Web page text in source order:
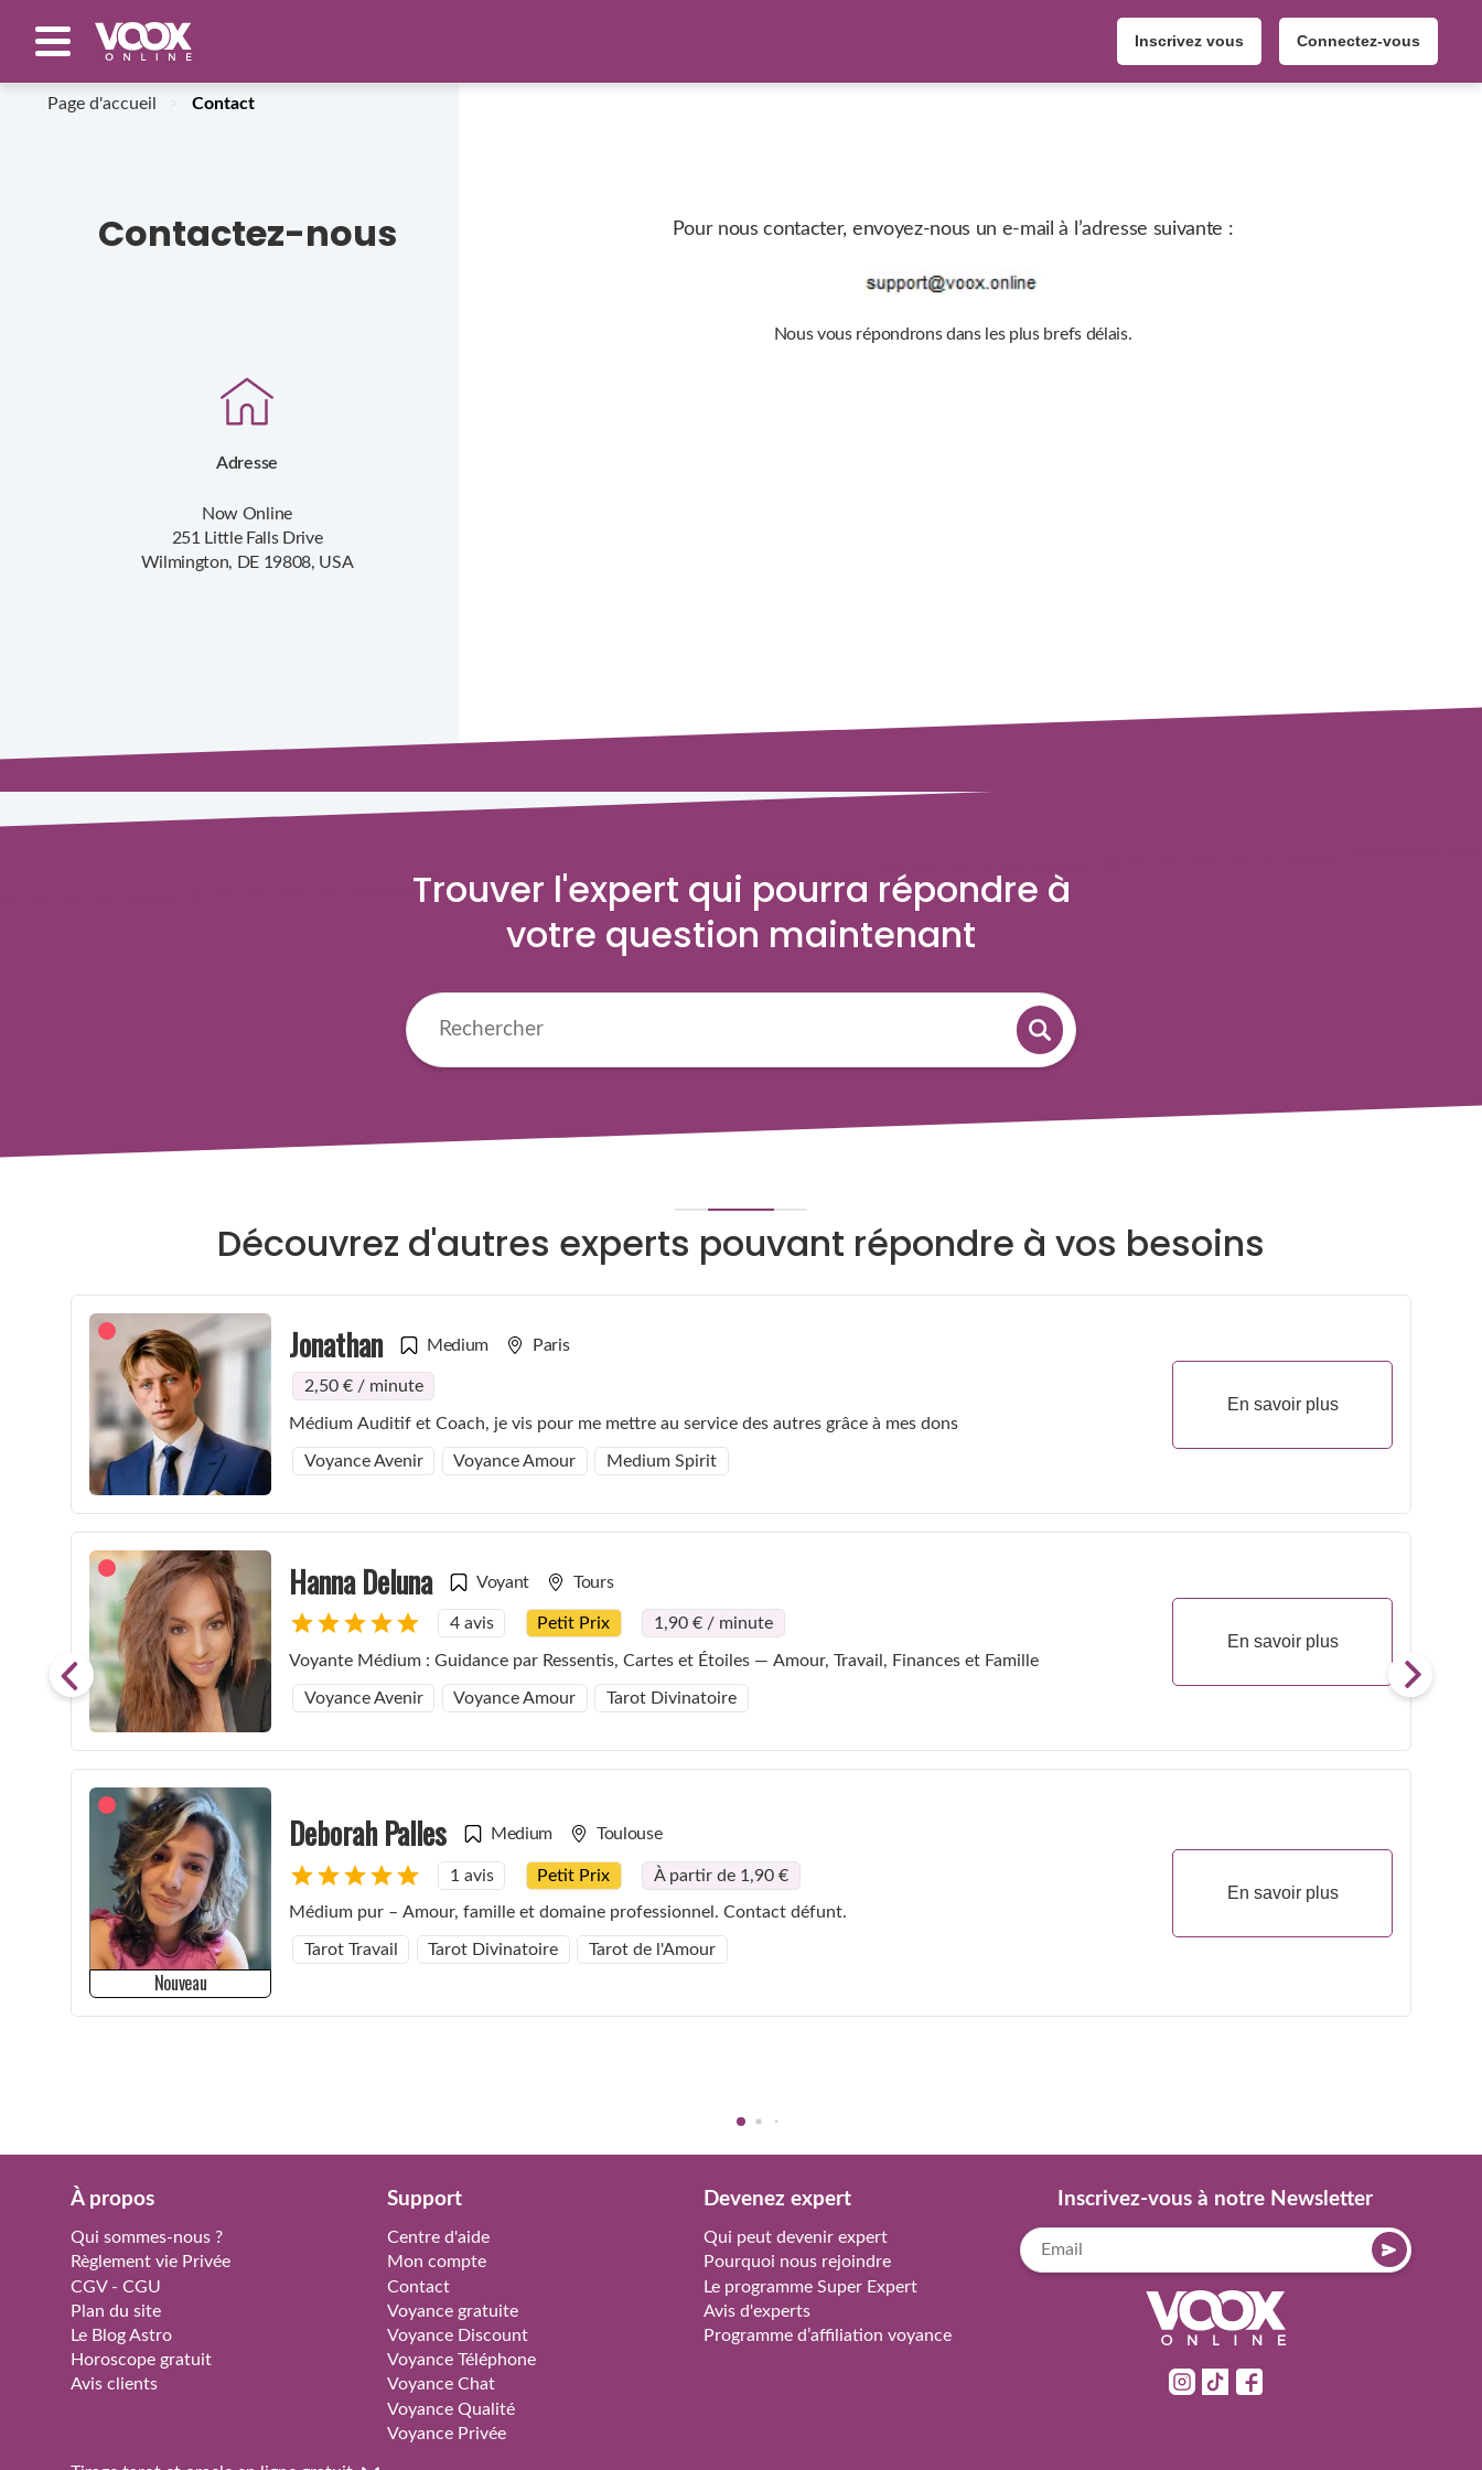
Inscrivez vous Connectez-vous
Page d'accueil Contact
Contactez-nous
Adresse
Now Online
251 Little Falls Drive
Wilmington, DE 19808, USA
Pour nous contacter, envoyez-nous un e-mail à l’adresse suivante :
Nous vous répondrons dans les plus brefs délais.
Trouver l'expert qui pourra répondre à
votre question maintenant
Découvrez d'autres experts pouvant répondre à vos besoins
Jonathan Medium Paris
2,50 € / minute
Médium Auditif et Coach, je vis pour me mettre au service des autres grâce à mes dons
Voyance Avenir Voyance Amour Medium Spirit
En savoir plus
Hanna Deluna Voyant Tours
4 avis Petit Prix 1,90 € / minute
Voyante Médium : Guidance par Ressentis, Cartes et Étoiles — Amour, Travail, Finances et Famille
Voyance Avenir Voyance Amour Tarot Divinatoire
En savoir plus
Nouveau
Deborah Palles Medium Toulouse
1 avis Petit Prix À partir de 1,90 €
Médium pur – Amour, famille et domaine professionnel. Contact défunt.
Tarot Travail Tarot Divinatoire Tarot de l'Amour
En savoir plus
À propos
Qui sommes-nous ?
Règlement vie Privée
CGV - CGU
Plan du site
Le Blog Astro
Horoscope gratuit
Avis clients
Support
Centre d'aide
Mon compte
Contact
Voyance gratuite
Voyance Discount
Voyance Téléphone
Voyance Chat
Voyance Qualité
Voyance Privée
Devenez expert
Qui peut devenir expert
Pourquoi nous rejoindre
Le programme Super Expert
Avis d'experts
Programme d’affiliation voyance
Inscrivez-vous à notre Newsletter